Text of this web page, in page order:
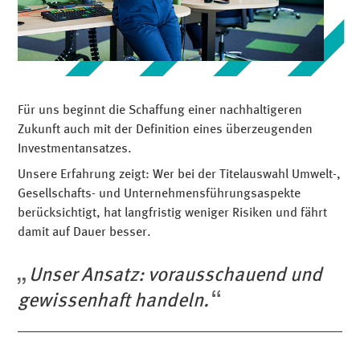
Für uns beginnt die Schaffung einer nachhaltigeren
Zukunft auch mit der Definition eines überzeugenden
Investmentansatzes.
Unsere Erfahrung zeigt: Wer bei der Titelauswahl Umwelt-,
Gesellschafts- und Unternehmensführungsaspekte
berücksichtigt, hat langfristig weniger Risiken und fährt
damit auf Dauer besser.
Unser Ansatz: vorausschauend und
gewissenhaft handeln.